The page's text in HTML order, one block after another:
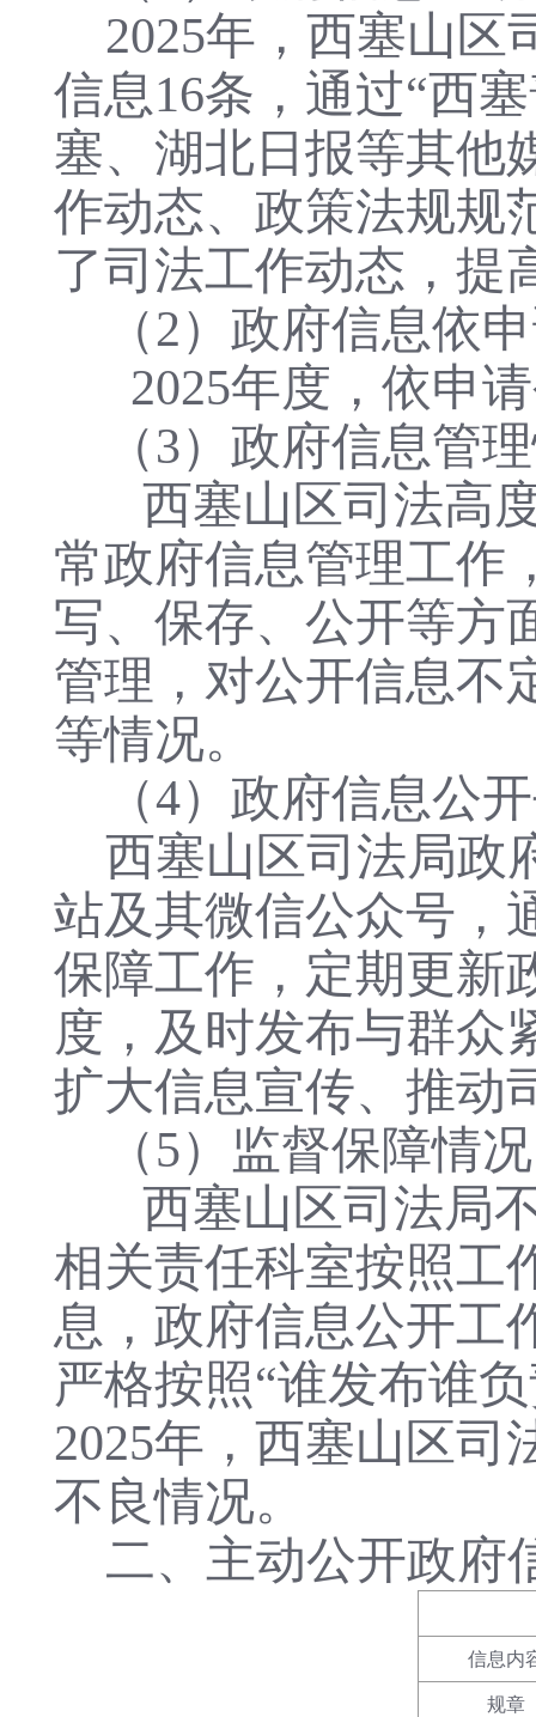
2025年，西塞山区
信息16条，通过“西
塞、湖北日报等其他
作动态、政策法规规
了司法工作动态，提
（2）政府信息依
2025年度，依申
（3）政府信息管
西塞山区司法高
常政府信息管理工作
写、保存、公开等方
管理，对公开信息不
等情况。
（4）政府信息公
西塞山区司法局政
站及其微信公众号，
保障工作，定期更新
度，及时发布与群众
扩大信息宣传、推动
（5）监督保障情
西塞山区司法局
相关责任科室按照工
息，政府信息公开工
严格按照“谁发布谁
2025年，西塞山区司
不良情况。
二、主动公开政府
信息内
规章